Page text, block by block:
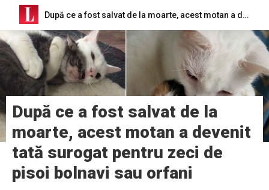
După ce a fost salvat de la moarte, acest motan a devenit tată surogat pentru zeci de pisoi bolnavi sau orfani
După ce a fost salvat de la
moarte, acest motan a devenit
tată surogat pentru zeci de
pisoi bolnavi sau orfani